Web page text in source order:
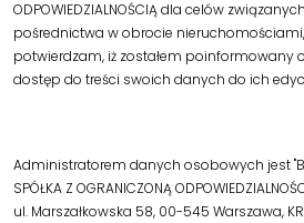
ODPOWIEDZIALNOŚCIĄ dla celów
pośrednictwa w obrocie
potwierdzam, iż zostałem poinformowany
dostęp do treści swoich danych do ich
Administratorem danych osobowych jest
SPÓŁKA Z OGRANICZONĄ
ul. Marszałkowska 58, 00-545 Warszawa,